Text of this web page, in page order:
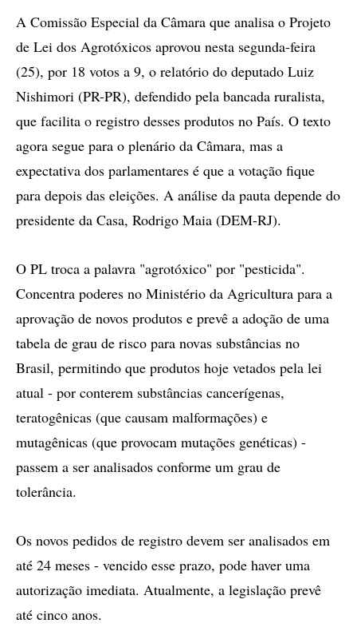
compartilhamento
A Comissão Especial da Câmara que analisa o Projeto
de Lei dos Agrotóxicos aprovou nesta segunda-feira
(25), por 18 votos a 9, o relatório do deputado Luiz
Nishimori (PR-PR), defendido pela bancada ruralista,
que facilita o registro desses produtos no País. O texto
agora segue para o plenário da Câmara, mas a
expectativa dos parlamentares é que a votação fique
para depois das eleições. A análise da pauta depende do
presidente da Casa, Rodrigo Maia (DEM-RJ).
O PL troca a palavra "agrotóxico" por "pesticida".
Concentra poderes no Ministério da Agricultura para a
aprovação de novos produtos e prevê a adoção de uma
tabela de grau de risco para novas substâncias no
Brasil, permitindo que produtos hoje vetados pela lei
atual - por conterem substâncias cancerígenas,
teratogênicas (que causam malformações) e
mutagênicas (que provocam mutações genéticas) -
passem a ser analisados conforme um grau de
tolerância.
Os novos pedidos de registro devem ser analisados em
até 24 meses - vencido esse prazo, pode haver uma
autorização imediata. Atualmente, a legislação prevê
até cinco anos.